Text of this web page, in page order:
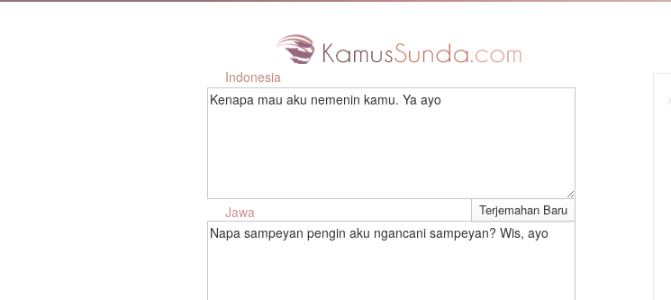
Indonesia
Kenapa mau aku nemenin kamu. Ya ayo
Jawa
Napa sampeyan pengin aku ngancani sampeyan? Wis, ayo